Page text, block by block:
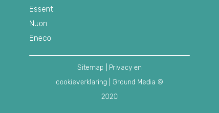
Essent
Nuon
Eneco
Sitemap
Privacy en
cookieverklaring | Ground Media ©
2020